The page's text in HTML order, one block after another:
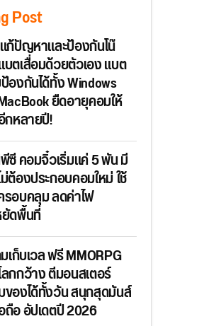
Post
ก้ปัญหาและป้องกันโน๊
ตเสื่อมด้วยตัวเอง แบต
องกันได้ทั้ง Windows
ยืดอายุคอมให้
กหลายปี!
ซี คอมจิ๋วเริ่มแค่ 5 พัน มี
ต้องประกอบคอมใหม่ ใช้
อบคลุม ลดค่าไฟ
ดพื้นที่
เก็บเวล ฟรี MMORPG
กกว้าง ตีมอนสเตอร์
องได้ทั้งวัน สนุกสุดมันส์
อ อัปเดตปี 2026